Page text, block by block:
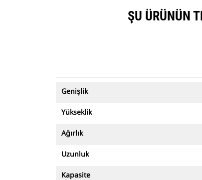
ŞU ÜRÜNÜN
Genişlik
Yükseklik
Ağırlık
Uzunluk
Kapasite